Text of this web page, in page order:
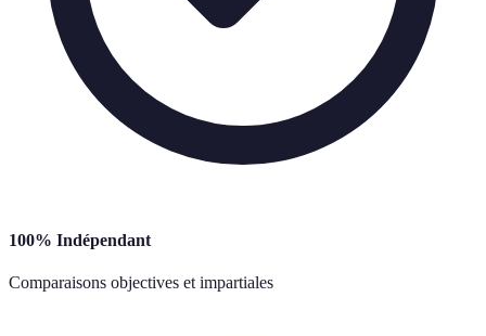
100% Indépendant
Comparaisons objectives et impartiales